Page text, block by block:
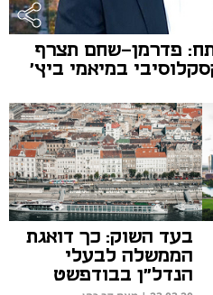
פדרמן-שחם תצרף
במיאמי ביץ'
בעד השוק: כך דואגת
הממשלה לבעלי
הנדל"ן בבודפשט